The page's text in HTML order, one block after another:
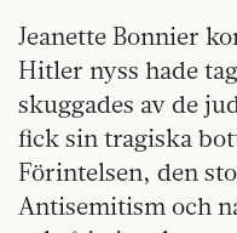
Jeanette Bonnier
Hitler nyss hade
skuggades av de
fick sin tragiska
Förintelsen, den
Antisemitism och